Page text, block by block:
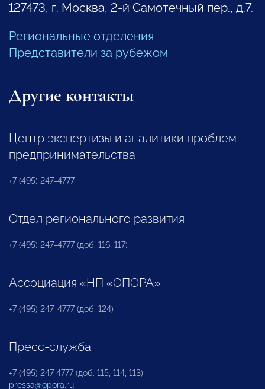
127473, г. Москва, 2-й Самотечный пер., д.7.
Региональные отделения
Представители за рубежом
Другие контакты
Центр экспертизы и аналитики проблем
предпринимательства
+7 (495) 247-4777
Отдел регионального развития
+7 (495) 247-4777 (доб. 116, 117)
Ассоциация «НП «ОПОРА»
+7 (495) 247-4777 (доб. 124)
Пресс-служба
+7 (495) 247 4777 (доб. 115, 114, 113)
pressa@opora.ru